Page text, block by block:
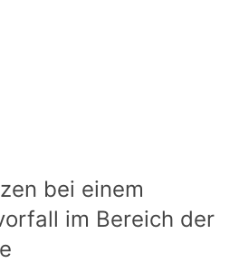
bei einem
im Bereich der